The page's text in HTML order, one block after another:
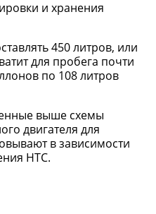
и хранения
450 литров, или
для пробега почти
по 108 литров
выше схемы
двигателя для
в зависимости
НТС.